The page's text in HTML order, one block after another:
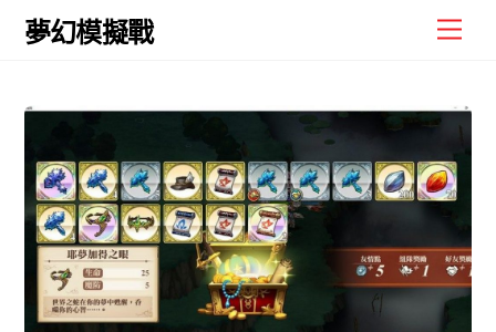
Skip
夢幻模擬戰